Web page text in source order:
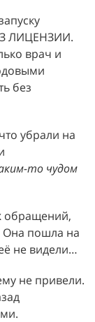
ЛИЦЕНЗИИ.
врач и
без
убрали на
то чудом
обращений,
Она пошла на
не видели…
не привели.